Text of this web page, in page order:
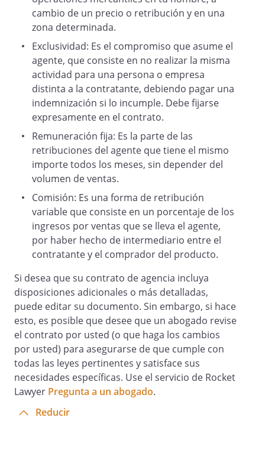
Objeto
5.
El agente se obliga frente al
empresario, de manera continuada o
estable, a cambio de la remuneración
pactada a promover actos u operaciones
en el anexo I
, por cuenta y en nombre del empresario
, sin asumir el riesgo y
ventura de tales operaciones y
actuando siempre y en todo caso,
dentro de los parámetros marcados en
el presente contrato.
representación del empresario y no está
autorizado para concluir operaciones al
amparo de este contrato en nombre del
empresario. Tampoco puede cobrar por
cuenta del empresario lo que le adeuden
los clientes.
Exclusividad
cambio de un precio o retribución y en una
zona determinada.
Exclusividad: Es el compromiso que asume el
agente, que consiste en no realizar la misma
actividad para una persona o empresa
distinta a la contratante, debiendo pagar una
indemnización si lo incumple. Debe fijarse
expresamente en el contrato.
Remuneración fija: Es la parte de las
retribuciones del agente que tiene el mismo
importe todos los meses, sin depender del
volumen de ventas.
Comisión: Es una forma de retribución
variable que consiste en un porcentaje de los
ingresos por ventas que se lleva el agente,
por haber hecho de intermediario entre el
contratante y el comprador del producto.
Si desea que su contrato de agencia incluya
disposiciones adicionales o más detalladas,
puede editar su documento. Sin embargo, si hace
esto, es posible que desee que un abogado revise
el contrato por usted (o que haga los cambios
por usted) para asegurarse de que cumple con
todas las leyes pertinentes y satisface sus
necesidades específicas. Use el servicio de Rocket
Lawyer Pregunta a un abogado.
Reducir